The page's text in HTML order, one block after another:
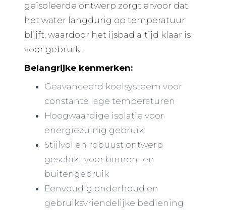
geïsoleerde ontwerp zorgt ervoor dat
het water langdurig op temperatuur
blijft, waardoor het ijsbad altijd klaar is
voor gebruik.
Belangrijke kenmerken:
Geavanceerd koelsysteem voor
constante lage temperaturen
Hoogwaardige isolatie voor
energiezuinig gebruik
Stijlvol en robuust ontwerp
geschikt voor binnen- en
buitengebruik
Eenvoudig onderhoud en
gebruiksvriendelijke bediening